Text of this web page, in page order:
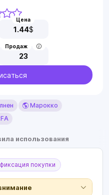
Цена
1.44$
Продаж
23
Марокко
использования
покупки